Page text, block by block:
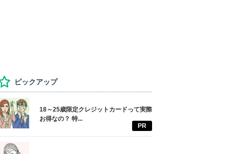
ピックアップ
18～25歳限定クレジットカードって実際
お得なの？ 特...
PR